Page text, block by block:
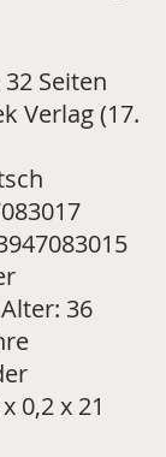
Seiten
Verlag (17.
36
0,2 x 21